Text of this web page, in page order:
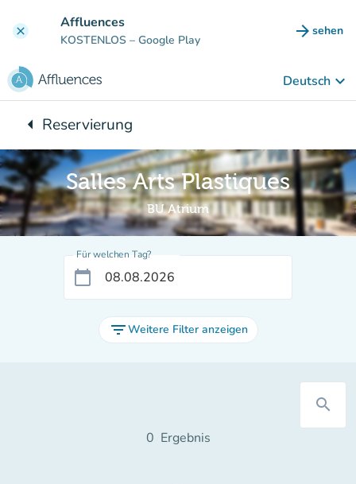
clear Affluences
KOSTENLOS – Google Play arrow_forward sehen
(new
Deutsch keyboard_arrow_down
arrow_leftZurück zu:
Reservierung
Salles Arts Plastiques
BU Atrium
Für welchen Tag?
calendar_today
filter_listWeitere Filter anzeigen
search
0 Ergebnis